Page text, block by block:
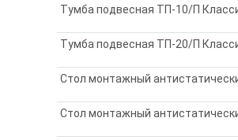
Тумба подвесная ТП-10/П
Тумба подвесная ТП-20/П
Стол монтажный
Стол монтажный